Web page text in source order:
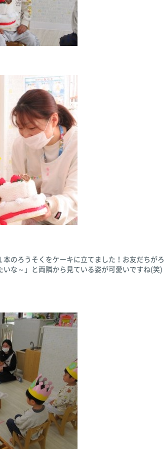
のろうそくをケーキに立てました！お友だちがろ
な～」と両隣から見ている姿が可愛いですね(笑)